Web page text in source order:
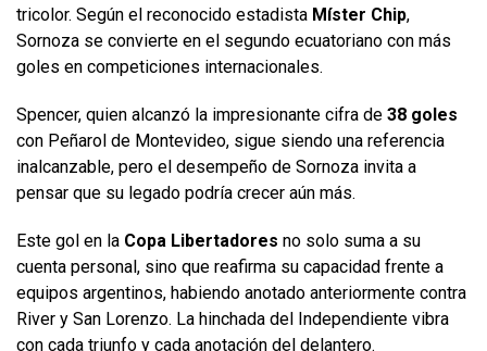
tricolor. Según el reconocido estadista Míster Chip,
Sornoza se convierte en el segundo ecuatoriano con más
goles en competiciones internacionales.
Spencer, quien alcanzó la impresionante cifra de 38 goles
con Peñarol de Montevideo, sigue siendo una referencia
inalcanzable, pero el desempeño de Sornoza invita a
pensar que su legado podría crecer aún más.
Este gol en la Copa Libertadores no solo suma a su
cuenta personal, sino que reafirma su capacidad frente a
equipos argentinos, habiendo anotado anteriormente contra
River y San Lorenzo. La hinchada del Independiente vibra
con cada triunfo y cada anotación del delantero.